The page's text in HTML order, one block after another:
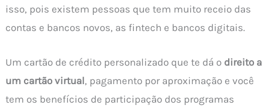
isso, pois existem pessoas que tem muito receio das
contas e bancos novos, as fintech e bancos digitais.
Um cartão de crédito personalizado que te dá o direito a
um cartão virtual, pagamento por aproximação e você
tem os benefícios de participação dos programas